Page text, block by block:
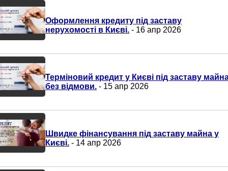
Оформлення кредиту під заставу
нерухомості в Києві. - 16 апр 2026
Терміновий кредит у Києві під заставу
без відмови. - 15 апр 2026
Швидке фінансування під заставу майна у
Києві. - 14 апр 2026